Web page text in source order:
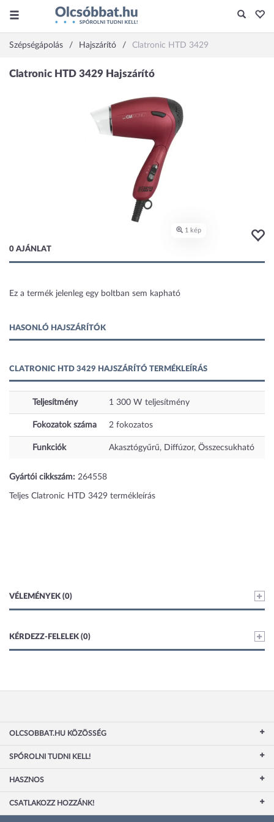
Szépségápolás Hajszárító Clatronic HTD 3429
0 AJÁNLAT
Ez a termék jelenleg egy boltban sem kapható
HASONLÓ HAJSZÁRÍTÓK
CLATRONIC HTD 3429 HAJSZÁRÍTÓ TERMÉKLEÍRÁS
Teljesítmény 1 300 W teljesítmény
Fokozatok száma 2 fokozatos
Funkciók Akasztógyűrű, Diffúzor, Összecsukható
Gyártói cikkszám: 264558
Teljes Clatronic HTD 3429 termékleírás
VÉLEMÉNYEK (0)
KÉRDEZZ-FELELEK (0)
OLCSOBBAT.HU KÖZÖSSÉG
SPÓROLNI TUDNI KELL!
HASZNOS
CSATLAKOZZ HOZZÁNK!